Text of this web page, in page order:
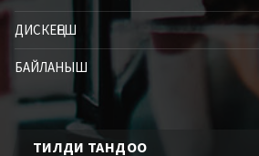
ДИСКЕҢЕШ
БАЙЛАНЫШ
ТИЛДИ ТАНДОО